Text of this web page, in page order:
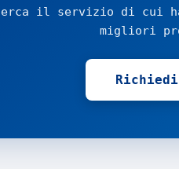
il servizio di cui
migliori